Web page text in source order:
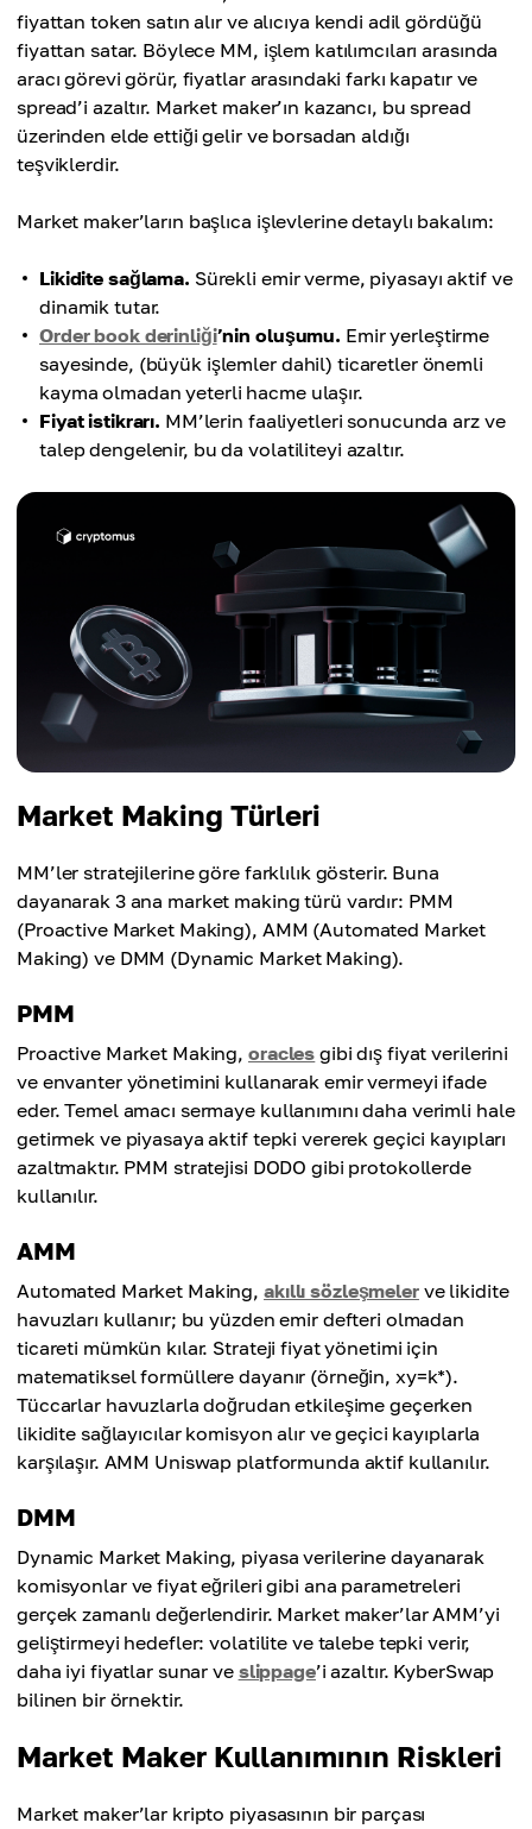
fiyattan token satın alır ve alıcıya kendi adil gördüğü
fiyattan satar. Böylece MM, işlem katılımcıları arasında
aracı görevi görür, fiyatlar arasındaki farkı kapatır ve
spread’i azaltır. Market maker’ın kazancı, bu spread
üzerinden elde ettiği gelir ve borsadan aldığı
teşviklerdir.
Market maker’ların başlıca işlevlerine detaylı bakalım:
Likidite sağlama. Sürekli emir verme, piyasayı aktif ve
dinamik tutar.
Order book derinliği’nin oluşumu. Emir yerleştirme
sayesinde, (büyük işlemler dahil) ticaretler önemli
kayma olmadan yeterli hacme ulaşır.
Fiyat istikrarı. MM’lerin faaliyetleri sonucunda arz ve
talep dengelenir, bu da volatiliteyi azaltır.
Market Making Türleri
MM’ler stratejilerine göre farklılık gösterir. Buna
dayanarak 3 ana market making türü vardır: PMM
(Proactive Market Making), AMM (Automated Market
Making) ve DMM (Dynamic Market Making).
PMM
Proactive Market Making, oracles gibi dış fiyat verilerini
ve envanter yönetimini kullanarak emir vermeyi ifade
eder. Temel amacı sermaye kullanımını daha verimli hale
getirmek ve piyasaya aktif tepki vererek geçici kayıpları
azaltmaktır. PMM stratejisi DODO gibi protokollerde
kullanılır.
AMM
Automated Market Making, akıllı sözleşmelerve likidite
havuzları kullanır; bu yüzden emir defteri olmadan
ticareti mümkün kılar. Strateji fiyat yönetimi için
matematiksel formüllere dayanır (örneğin, xy=k*).
Tüccarlar havuzlarla doğrudan etkileşime geçerken
likidite sağlayıcılar komisyon alır ve geçici kayıplarla
karşılaşır. AMM Uniswap platformunda aktif kullanılır.
DMM
Dynamic Market Making, piyasa verilerine dayanarak
komisyonlar ve fiyat eğrileri gibi ana parametreleri
gerçek zamanlı değerlendirir. Market maker’lar AMM’yi
geliştirmeyi hedefler: volatilite ve talebe tepki verir,
daha iyi fiyatlar sunar ve slippage’i azaltır. KyberSwap
bilinen bir örnektir.
Market Maker Kullanımının Riskleri
Market maker’lar kripto piyasasının bir parçası